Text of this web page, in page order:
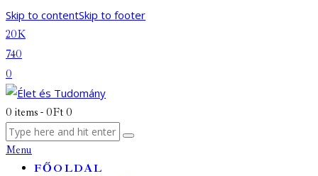
Skip to contentSkip to footer
20K
740
0
0 items - 0Ft 0
Menu
FŐOLDAL